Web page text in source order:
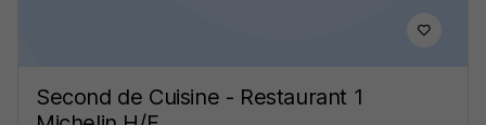
Second de Cuisine - Restaurant 1